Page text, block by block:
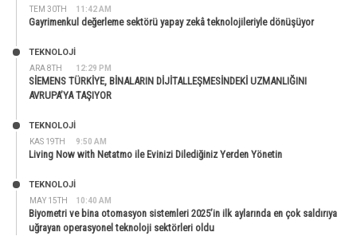
TEM 30TH 11:42 AM
Gayrimenkul değerleme sektörü yapay zekâ teknolojileriyle dönüşüyor
ARA 8TH 12:29 PM
TEKNOLOJİ
SİEMENS TÜRKİYE, BİNALARIN DİJİTALLEŞMESİNDEKİ UZMANLIĞINI
AVRUPA’YA TAŞIYOR
KAS 19TH 9:50 AM
TEKNOLOJİ
Living Now with Netatmo ile Evinizi Dilediğiniz Yerden Yönetin
MAY 15TH 10:40 AM
TEKNOLOJİ
Biyometri ve bina otomasyon sistemleri 2025’in ilk aylarında en çok saldırıya
uğrayan operasyonel teknoloji sektörleri oldu